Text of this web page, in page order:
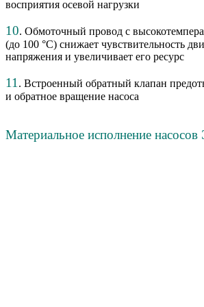
восприятия осевой нагрузки
10. Обмоточный провод с
(до 100 °С) снижает чувствительность
напряжения и увеличивает его ресурс
11 . Встроенный обратный клапан
и обратное вращение насоса
Материальное исполнение